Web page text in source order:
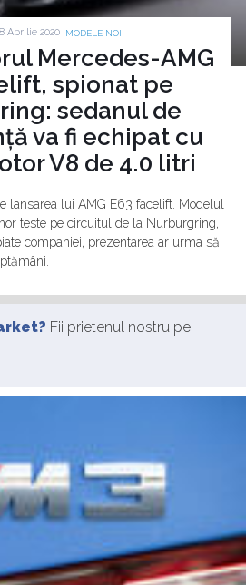
Aprilie 2020 | MODELE NOI
Mercedes-AMG
spionat pe
sedanul de
va fi echipat cu
V8 de 4.0 litri
lansarea lui AMG E63 facelift. Modelul
teste pe circuitul de la Nurburgring,
companiei, prezentarea ar urma să
Fii prietenul nostru pe